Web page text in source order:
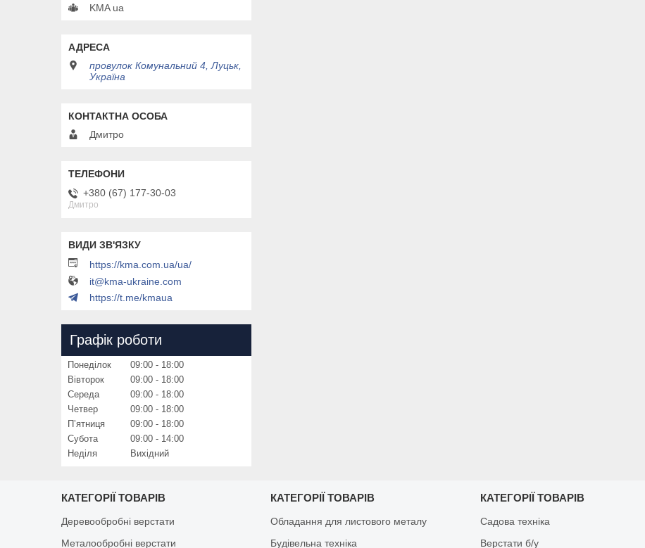
KMA ua
провулок Комунальний 4, Луцьк,
Україна
Дмитро
+380 (67) 177-30-03
Дмитро
https://kma.com.ua/ua/
it@kma-ukraine.com
https://t.me/kmaua
Графік роботи
Понеділок 09:00
18:00
Вівторок
09:00
18:00
Середа
09:00
18:00
Четвер
09:00
18:00
Пʼятниця
09:00
18:00
Субота
09:00
14:00
Неділя
Вихідний
КАТЕГОРІЇ ТОВАРІВ
Деревообробні верстати
Металообробні верстати
КАТЕГОРІЇ ТОВАРІВ
Обладання для листового металу
Будівельна техніка
КАТЕГОРІЇ ТОВАРІВ
Садова техніка
Верстати б/у